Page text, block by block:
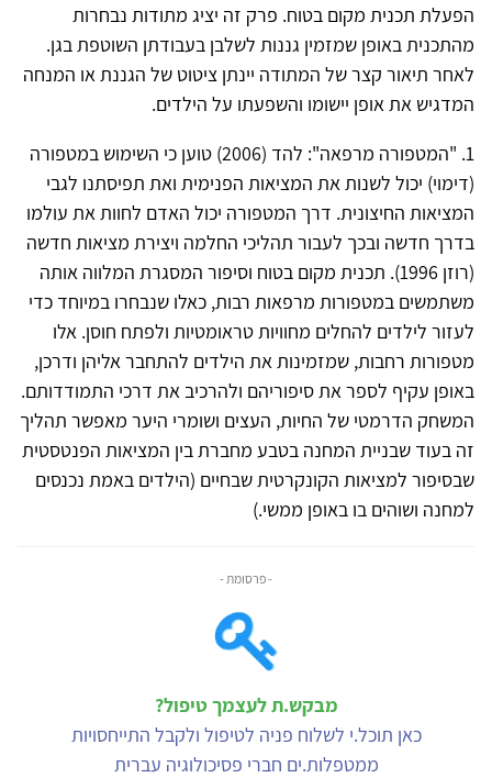
הפעלת תכנית מקום בטוח. פרק זה יציג מתודות נבחרות
מהתכנית באופן שמזמין גננות לשלבן בעבודתן השוטפת בגן.
לאחר תיאור קצר של המתודה יינתן ציטוט של הגננת או המנחה
המדגיש את אופן יישומו והשפעתו על הילדים.
1. "המטפורה מרפאה": להד (2006) טוען כי השימוש במטפורה
(דימוי) יכול לשנות את המציאות הפנימית ואת תפיסתנו לגבי
המציאות החיצונית. דרך המטפורה יכול האדם לחוות את עולמו
בדרך חדשה ובכך לעבור תהליכי החלמה ויצירת מציאות חדשה
(רוזן 1996). תכנית מקום בטוח וסיפור המסגרת המלווה אותה
משתמשים במטפורות מרפאות רבות, כאלו שנבחרו במיוחד כדי
לעזור לילדים להחלים מחוויות טראומטיות ולפתח חוסן. אלו
מטפורות רחבות, שמזמינות את הילדים להתחבר אליהן ודרכן,
באופן עקיף לספר את סיפוריהם ולהרכיב את דרכי התמודדותם.
המשחק הדרמטי של החיות, העצים ושומרי היער מאפשר תהליך
זה בעוד שבניית המחנה בטבע מחברת בין המציאות הפנטסטית
שבסיפור למציאות הקונקרטית שבחיים (הילדים באמת נכנסים
למחנה ושוהים בו באופן ממשי.)
- פרסומת -
מבקש.ת לעצמך טיפול?
כאן תוכל.י לשלוח פניה לטיפול ולקבל התייחסויות
ממטפלות.ים חברי פסיכולוגיה עברית